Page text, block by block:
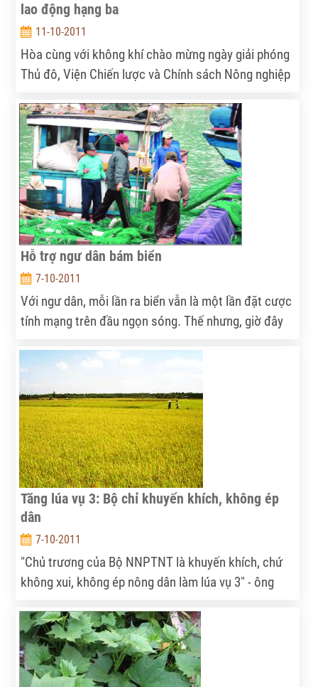
lao động hạng ba
11-10-2011
Hòa cùng với không khí chào mừng ngày giải phóng
Thủ đô, Viện Chiến lược và Chính sách Nông nghiệp
khi đồng chí Phó Giáo sư – Tiến sỹ Nguyễn Đình
Long – phó Viện trưởng IPSARD được Nhà nước
Cộng hòa xã hội chủ nghĩa Việt Nam tặng Huân
chương Lao động hạng III. Lễ trao tặng đã được tổ
chức trọng thể tại hội trường Viện vào chiều
10/10/2011.
Hỗ trợ ngư dân bám biển
7-10-2011
Với ngư dân, mỗi lần ra biển vẫn là một lần đặt cược
tính mạng trên đầu ngọn sóng. Thế nhưng, giờ đây
đồng đang hướng về với những hành động thiết thực
Tăng lúa vụ 3: Bộ chỉ khuyến khích, không ép
dân
7-10-2011
"Chủ trương của Bộ NNPTNT là khuyến khích, chứ
không xui, không ép nông dân làm lúa vụ 3" - ông
NNPTNT) cho biết.